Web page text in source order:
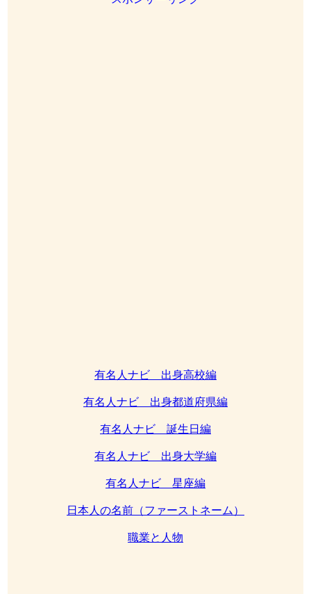
有名人ナビ 出身高校編
有名人ナビ 出身都道府県編
有名人ナビ 誕生日編
有名人ナビ 出身大学編
有名人ナビ 星座編
日本人の名前（ファーストネーム）
職業と人物